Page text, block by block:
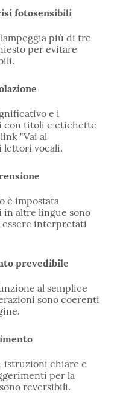
fotosensibili
più di tre
per evitare
e i
con titoli e etichette
"Vai al
lettori vocali.
è impostata
altre lingue sono
essere interpretati
prevedibile
al semplice
sono coerenti
istruzioni chiare e
per la
reversibili.